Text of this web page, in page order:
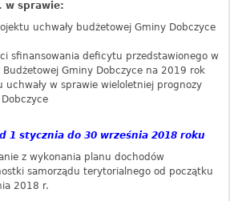
w sprawie:
uchwały budżetowej Gminy Dobczyce
sfinansowania deficytu przedstawionego w
Budżetowej Gminy Dobczyce na 2019 rok
uchwały w sprawie wieloletniej prognozy
1 stycznia do 30 września 2018 roku
z wykonania planu dochodów
samorządu terytorialnego od początku
2018 r.